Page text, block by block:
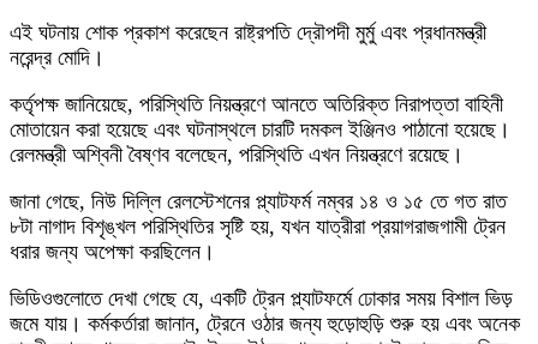
এই ঘটনায় শোক প্রকাশ করেছেন রাষ্ট্রপতি দ্রৌপদী মুর্মু এবং প্রধানমন্ত্রী
নরেন্দ্র মোদি।
কর্তৃপক্ষ জানিয়েছে, পরিস্থিতি নিয়ন্ত্রণে আনতে অতিরিক্ত নিরাপত্তা বাহিনী
মোতায়েন করা হয়েছে এবং ঘটনাস্থলে চারটি দমকল ইঞ্জিনও পাঠানো হয়েছে।
রেলমন্ত্রী অশ্বিনী বৈষ্ণব বলেছেন, পরিস্থিতি এখন নিয়ন্ত্রণে রয়েছে।
জানা গেছে, নিউ দিল্লি রেলস্টেশনের প্ল্যাটফর্ম নম্বর ১৪ ও ১৫ তে গত রাত
৮টা নাগাদ বিশৃঙ্খল পরিস্থিতির সৃষ্টি হয়, যখন যাত্রীরা প্রয়াগরাজগামী ট্রেন
ধরার জন্য অপেক্ষা করছিলেন।
ভিডিওগুলোতে দেখা গেছে যে, একটি ট্রেন প্ল্যাটফর্মে ঢোকার সময় বিশাল ভিড়
জমে যায়। কর্মকর্তারা জানান, ট্রেনে ওঠার জন্য হুড়োহুড়ি শুরু হয় এবং অনেক